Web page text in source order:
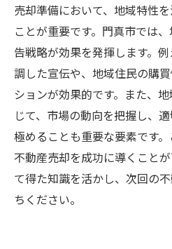
売却準備において、地域特性
ことが重要です。門真市では
告戦略が効果を発揮します。
調した宣伝や、地域住民の購
ションが効果的です。また、
じて、市場の動向を把握し、
極めることも重要な要素です。
不動産売却を成功に導くこと
て得た知識を活かし、次回の
ちください。